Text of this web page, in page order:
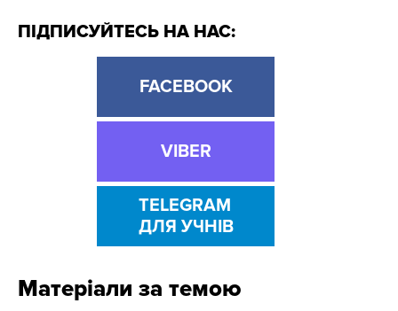
ПІДПИСУЙТЕСЬ НА НАС:
FACEBOOK
VIBER
TELEGRAM
ДЛЯ УЧНІВ
Матеріали за темою